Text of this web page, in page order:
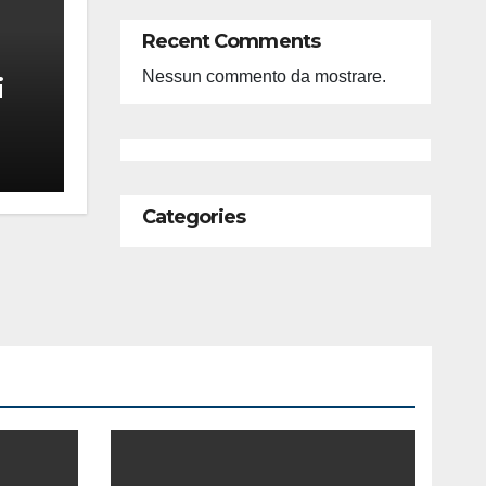
Recent Comments
Nessun commento da mostrare.
Categories